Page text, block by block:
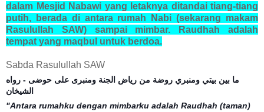
dalam Mesjid Nabawi yang letaknya ditandai tiang-tiang
putih, berada di antara rumah Nabi (sekarang makam
Rasulullah SAW) sampai mimbar. Raudhah adalah
tempat yang maqbul untuk berdoa.
Sabda Rasulullah SAW
ما بين بيتي ومنبري روضة من رياض الجنة ومنبرى على حوضى - رواه
الشيخان
"Antara rumahku dengan mimbarku adalah Raudhah (taman)